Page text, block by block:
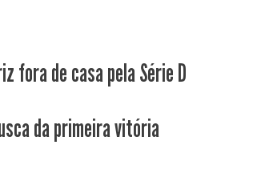
fora de casa pela Série D
da primeira vitória